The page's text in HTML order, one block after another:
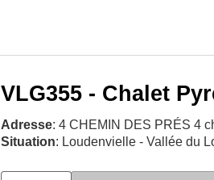
VLG355 - Chalet
Adresse: 4 CHEMIN DES PRÉS 4
Situation: Loudenvielle - Vallée du